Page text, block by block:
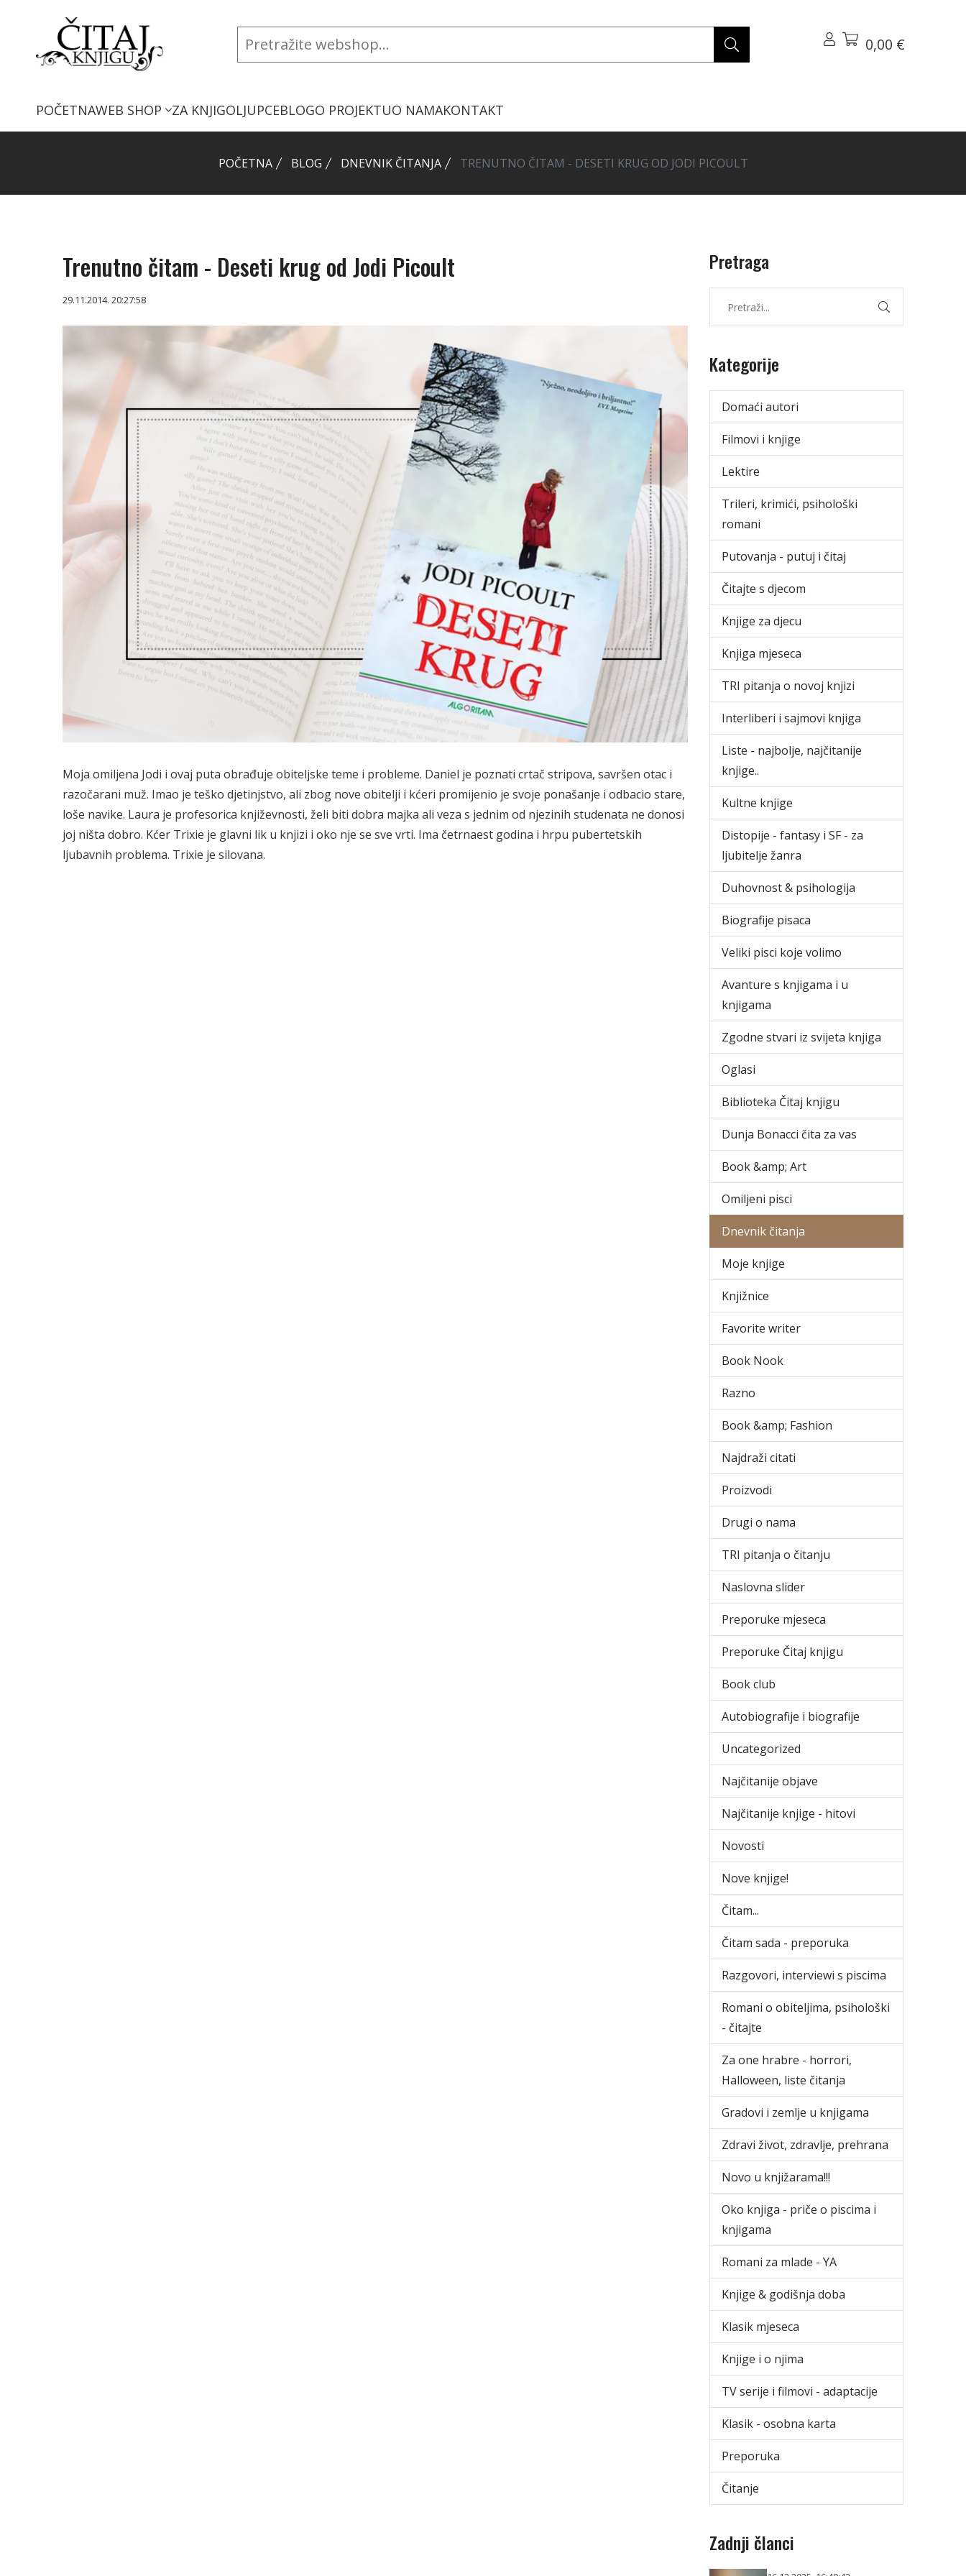
0,00 €
POČETNAWEB SHOP ZA KNJIGOLJUPCEBLOGO PROJEKTUO NAMAKONTAKT
POČETNA BLOG DNEVNIK ČITANJA TRENUTNO ČITAM - DESETI KRUG OD JODI PICOULT
Trenutno čitam - Deseti krug od Jodi Picoult
29.11.2014. 20:27:58
Moja omiljena Jodi i ovaj puta obrađuje obiteljske teme i probleme. Daniel je poznati crtač stripova, savršen otac i
razočarani muž. Imao je teško djetinjstvo, ali zbog nove obitelji i kćeri promijenio je svoje ponašanje i odbacio stare,
loše navike. Laura je profesorica književnosti, želi biti dobra majka ali veza s jednim od njezinih studenata ne donosi
joj ništa dobro. Kćer Trixie je glavni lik u knjizi i oko nje se sve vrti. Ima četrnaest godina i hrpu pubertetskih
ljubavnih problema. Trixie je silovana.
Pretraga
Kategorije
Domaći autori
Filmovi i knjige
Lektire
Trileri, krimići, psihološki
romani
Putovanja - putuj i čitaj
Čitajte s djecom
Knjige za djecu
Knjiga mjeseca
TRI pitanja o novoj knjizi
Interliberi i sajmovi knjiga
Liste - najbolje, najčitanije
knjige..
Kultne knjige
Distopije - fantasy i SF - za
ljubitelje žanra
Duhovnost & psihologija
Biografije pisaca
Veliki pisci koje volimo
Avanture s knjigama i u
knjigama
Zgodne stvari iz svijeta knjiga
Oglasi
Biblioteka Čitaj knjigu
Dunja Bonacci čita za vas
Book &amp; Art
Omiljeni pisci
Dnevnik čitanja
Moje knjige
Knjižnice
Favorite writer
Book Nook
Razno
Book &amp; Fashion
Najdraži citati
Proizvodi
Drugi o nama
TRI pitanja o čitanju
Naslovna slider
Preporuke mjeseca
Preporuke Čitaj knjigu
Book club
Autobiografije i biografije
Uncategorized
Najčitanije objave
Najčitanije knjige - hitovi
Novosti
Nove knjige!
Čitam...
Čitam sada - preporuka
Razgovori, interviewi s piscima
Romani o obiteljima, psihološki
- čitajte
Za one hrabre - horrori,
Halloween, liste čitanja
Gradovi i zemlje u knjigama
Zdravi život, zdravlje, prehrana
Novo u knjižarama!!!
Oko knjiga - priče o piscima i
knjigama
Romani za mlade - YA
Knjige & godišnja doba
Klasik mjeseca
Knjige i o njima
TV serije i filmovi - adaptacije
Klasik - osobna karta
Preporuka
Čitanje
Zadnji članci